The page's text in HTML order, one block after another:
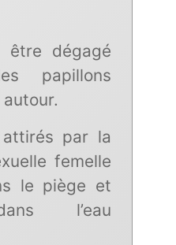
être dégagé
papillons
par la
femelle
le piège et
l’eau